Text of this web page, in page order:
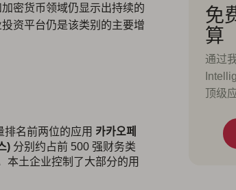
密货币领域仍显示出持续的
资平台仍是该类别的主要增
排名前两位的应用 카카오페
) 分别约占前 500 强财务类
本土企业控制了大部分的用
免
算
通过
顶级